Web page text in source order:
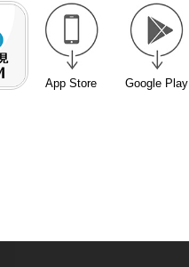
App Store Google Play